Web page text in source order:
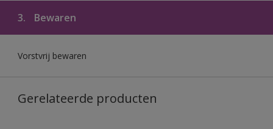
3. Bewaren
Vorstvrij bewaren
Gerelateerde producten